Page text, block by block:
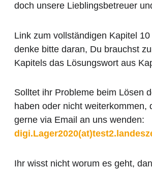
doch unsere Lieblingsbetreuer
Link zum vollständigen Kapitel 10
denke bitte daran, Du brauchst
Kapitels das Lösungswort aus
Solltet ihr Probleme beim Lösen
haben oder nicht weiterkommen,
gerne via Email an uns wenden:
Ihr wisst nicht worum es geht,